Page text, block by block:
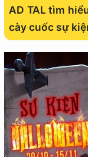
AD TAL tìm
cày cuốc sự